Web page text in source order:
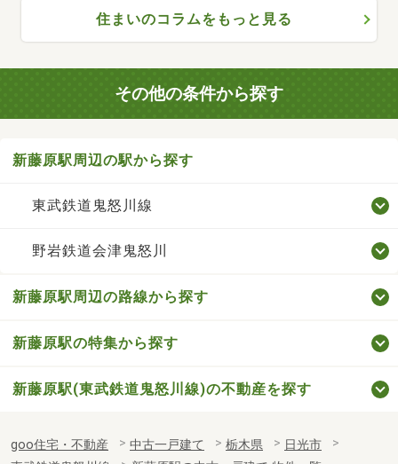
住まいのコラムをもっと見る
その他の条件から探す
新藤原駅周辺の駅から探す
東武鉄道鬼怒川線
野岩鉄道会津鬼怒川
新藤原駅周辺の路線から探す
新藤原駅の特集から探す
新藤原駅(東武鉄道鬼怒川線)の不動産を探す
goo住宅・不動産 中古一戸建て 栃木県
日光市